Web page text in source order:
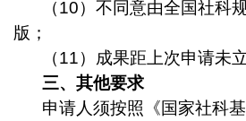
（10）不同意由全国社科
版；
（11）成果距上次申请未
三、其他要求
申请人须按照《国家社科